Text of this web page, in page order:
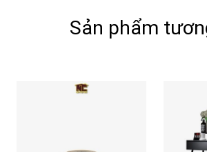
Sản phẩm